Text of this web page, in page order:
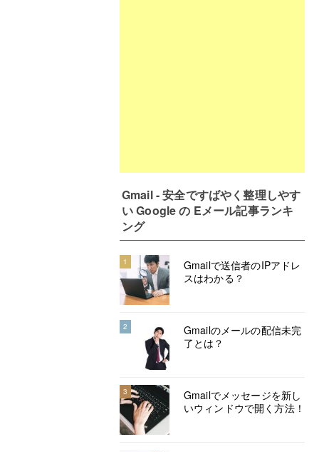
Gmail - 安全ですばやく整理しやす
い Google の Eメール記事ランキ
ング
1
Gmailで送信者のIPアドレ
スはわかる？
2
Gmailのメールの配信未完
了とは？
3
Gmailでメッセージを新し
いウィンドウで開く方法！